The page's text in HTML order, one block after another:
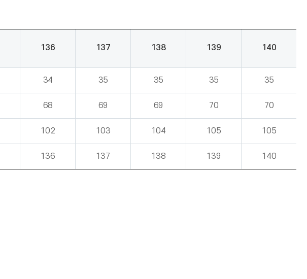
136 137 138 139 140
34 35 35 35 35
68 69 69 70 70
102 103 104 105 105
136 137 138 139 140